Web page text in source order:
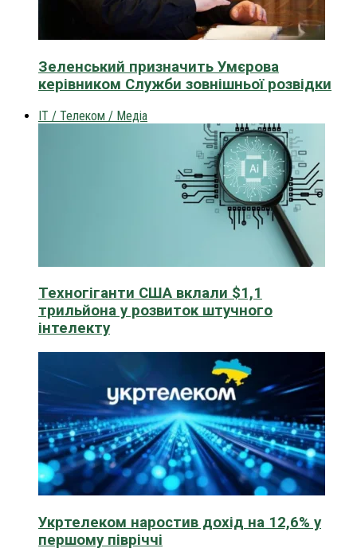
Зеленський призначить Умєрова
керівником Служби зовнішньої розвідки
IT / Телеком / Медіа
Техногіганти США вклали $1,1
трильйона у розвиток штучного
інтелекту
Укртелеком наростив дохід на 12,6% у
першому півріччі